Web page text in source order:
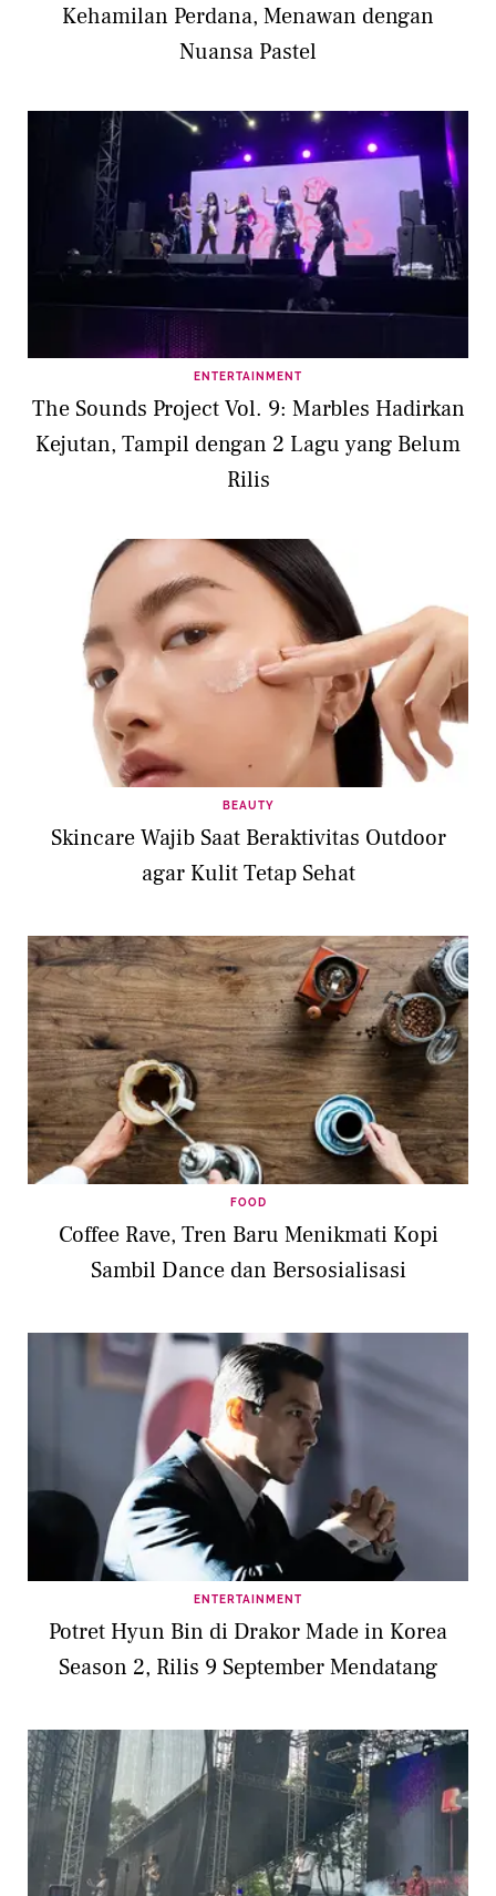
Kehamilan Perdana, Menawan dengan
Nuansa Pastel
ENTERTAINMENT
The Sounds Project Vol. 9: Marbles Hadirkan
Kejutan, Tampil dengan 2 Lagu yang Belum
Rilis
BEAUTY
Skincare Wajib Saat Beraktivitas Outdoor
agar Kulit Tetap Sehat
FOOD
Coffee Rave, Tren Baru Menikmati Kopi
Sambil Dance dan Bersosialisasi
ENTERTAINMENT
Potret Hyun Bin di Drakor Made in Korea
Season 2, Rilis 9 September Mendatang